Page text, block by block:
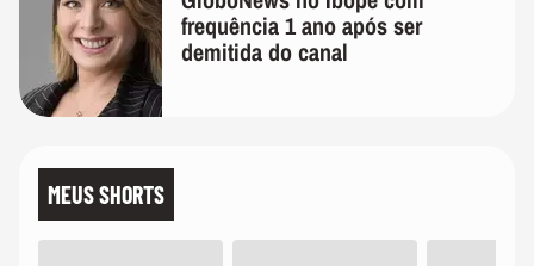
frequência 1 ano após ser
demitida do canal
MEUS SHORTS